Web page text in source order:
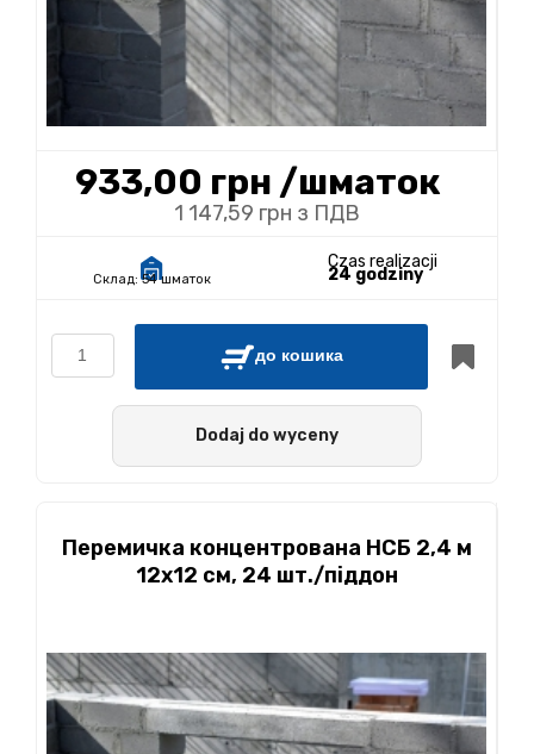
933,00 грн /шматок
1 147,59 грн з ПДВ
Склад: 54 шматок
Czas realizacji
24 godziny
до кошика
Dodaj do wyceny
Перемичка концентрована НСБ 2,4 м
12х12 см, 24 шт./піддон